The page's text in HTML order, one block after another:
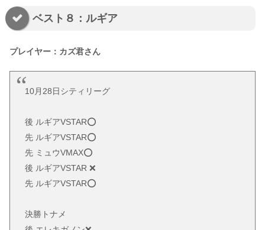
ベスト８：ルギア
プレイヤー：カズ君さん
10月28日シティリーグ
後 ルギアVSTAR⭕️
先 ルギアVSTAR⭕️
先 ミュウVMAX⭕️
後 ルギアVSTAR ❌
先 ルギアVSTAR⭕️
決勝トナメ